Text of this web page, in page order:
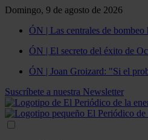
Domingo, 9 de agosto de 2026
ÓN | Las centrales de
ÓN | El secreto del éxito de
ÓN | Joan Groizard: "Si el
Suscríbete a nuestra Newsletter